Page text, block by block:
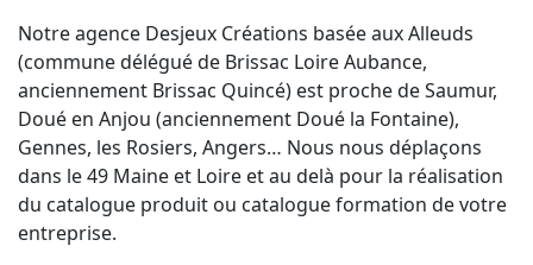
Notre agence Desjeux Créations basée aux Alleuds
(commune délégué de Brissac Loire Aubance,
anciennement Brissac Quincé) est proche de Saumur,
Doué en Anjou (anciennement Doué la Fontaine),
Gennes, les Rosiers, Angers… Nous nous déplaçons
dans le 49 Maine et Loire et au delà pour la réalisation
du catalogue produit ou catalogue formation de votre
entreprise.